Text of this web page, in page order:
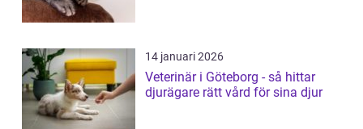
14 januari 2026
Veterinär i Göteborg - så hittar
djurägare rätt vård för sina djur